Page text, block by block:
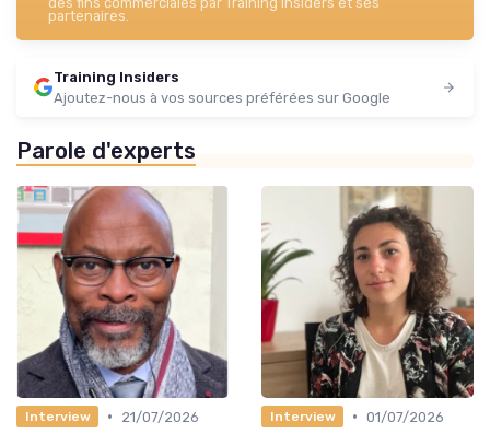
partenaires.
Training Insiders
Ajoutez-nous à vos sources préférées sur Google
Parole d'experts
Interview •
21/07/2026
Interview • 01/07/2026